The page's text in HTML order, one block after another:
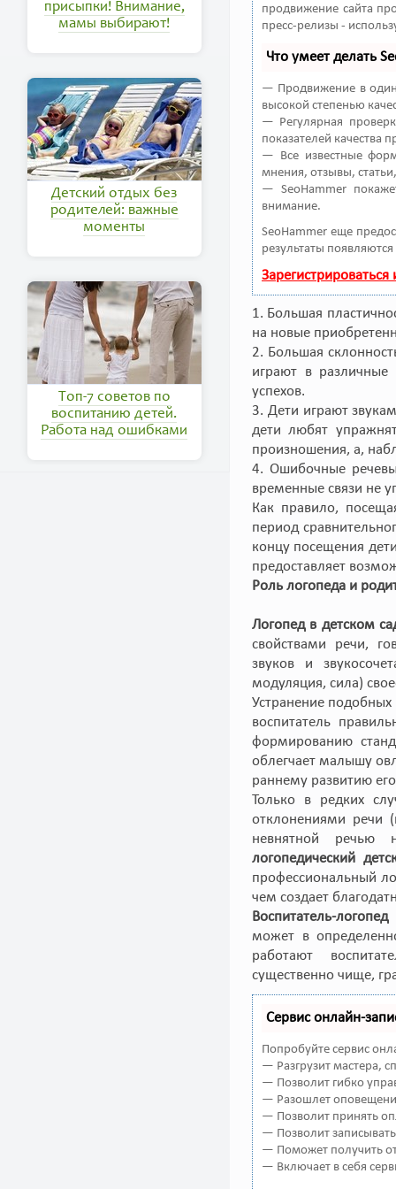
присыпки! Внимание,
мамы выбирают!
Детский отдых без
родителей: важные
моменты
Топ-7 советов по
воспитанию детей.
Работа над ошибками
продвижение сайта
пресс-релизы -
Что умеет делать
— Продвижение в один
высокой степенью
— Регулярная
показателей качества
— Все известные
мнения, отзывы,
— SeoHammer
внимание.
SeoHammer еще
результаты
1. Большая
на новые
2. Большая
играют в различные
успехов.
3. Дети играют
дети любят
произношения, а,
4. Ошибочные
временные связи не
Как правило,
период
концу посещения
предоставляет
Роль логопеда и
Логопед в детском
свойствами речи,
звуков и
модуляция, сила)
Устранение подобных
воспитатель
формированию
облегчает малышу
раннему развитию
Только в редких
отклонениями речи
невнятной речью
логопедический
профессиональный
чем создает
Воспитатель-
может в
работают
существенно чище,
Сервис онлайн-
Попробуйте сервис
— Разгрузит мастера,
— Позволит гибко
— Разошлет
— Позволит принять
— Позволит
— Поможет получить
— Включает в себя